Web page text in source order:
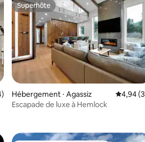
sur la base de 134
Superhôte
Superhôte
Hébergement ⋅ Agassiz
4,94
Escapade de luxe à Hemlock